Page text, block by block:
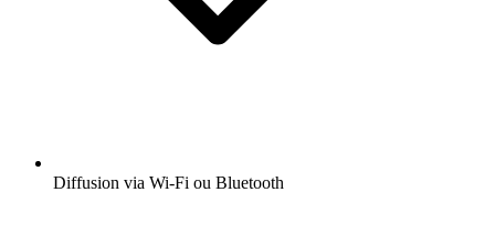
Diffusion via Wi-Fi ou Bluetooth